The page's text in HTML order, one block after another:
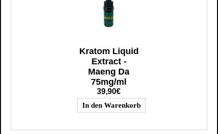
Kratom Liquid
Extract -
Maeng Da
75mg/ml
39,90€